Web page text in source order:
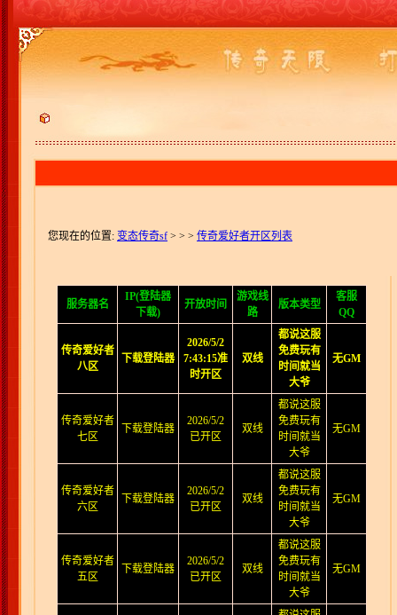
您现在的位置: 变态传奇sf > > > 传奇爱好者开区列表
服务器名
IP(登陆器
下载)
开放时间
游戏线
路
版本类型
客服
QQ
传奇爱好者
八区
下载登陆器
2026/5/2
7:43:15准
时开区
双线
都说这服
免费玩有
时间就当
大爷
无GM
传奇爱好者
七区
下载登陆器
2026/5/2
已开区
双线
都说这服
免费玩有
时间就当
大爷
无GM
传奇爱好者
六区
下载登陆器
2026/5/2
已开区
双线
都说这服
免费玩有
时间就当
大爷
无GM
传奇爱好者
五区
下载登陆器
2026/5/2
已开区
双线
都说这服
免费玩有
时间就当
大爷
无GM